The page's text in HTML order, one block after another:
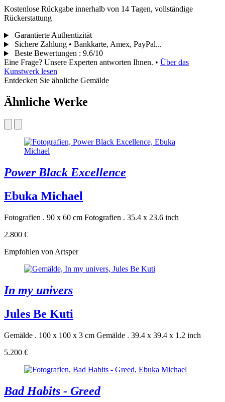
Kostenlose Rückgabe innerhalb von 14 Tagen, vollständige
Rückerstattung
Garantierte Authentizität
Sichere Zahlung • Bankkarte, Amex, PayPal...
Beste Bewertungen : 9.6/10
Eine Frage? Unsere Experten antworten Ihnen. • Über das
Kunstwerk lesen
Entdecken Sie ähnliche Gemälde
Ähnliche Werke
Power Black Excellence
Ebuka Michael
Fotografien . 90 x 60 cm Fotografien . 35.4 x 23.6 inch
2.800 €
Empfohlen von Artsper
In my univers
Jules Be Kuti
Gemälde . 100 x 100 x 3 cm Gemälde . 39.4 x 39.4 x 1.2 inch
5.200 €
Bad Habits - Greed